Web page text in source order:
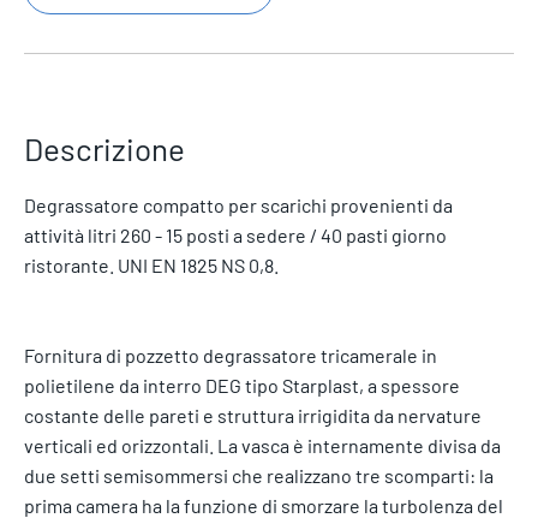
Descrizione
Degrassatore compatto per scarichi provenienti da
attività litri 260 - 15 posti a sedere / 40 pasti giorno
ristorante. UNI EN 1825 NS 0,8.
Fornitura di pozzetto degrassatore tricamerale in
polietilene da interro DEG tipo Starplast, a spessore
costante delle pareti e struttura irrigidita da nervature
verticali ed orizzontali. La vasca è internamente divisa da
due setti semisommersi che realizzano tre scomparti: la
prima camera ha la funzione di smorzare la turbolenza del